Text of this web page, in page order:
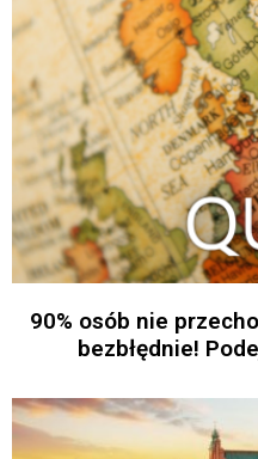
90% osób nie
bezbłędnie!